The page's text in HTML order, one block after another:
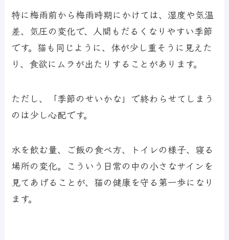
特に梅雨前から梅雨時期にかけては、湿度や気温
差、気圧の変化で、人間もだるくなりやすい季節
です。猫も同じように、体が少し重そうに見えた
り、食欲にムラが出たりすることがあります。
ただし、「季節のせいかな」で終わらせてしまう
のは少し心配です。
水を飲む量、ご飯の食べ方、トイレの様子、寝る
場所の変化。こういう日常の中の小さなサインを
見てあげることが、猫の健康を守る第一歩になり
ます。